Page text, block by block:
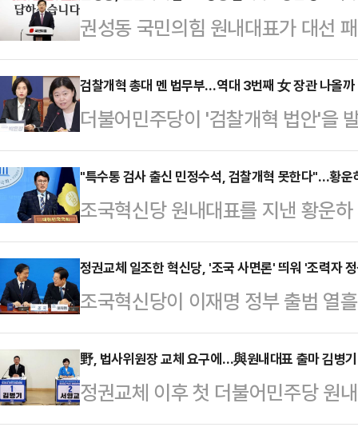
권성동 국민의힘 원내대표가 대선
침표를 찍었다. 지난해 12월 12일 '
에서 원내사령탑을 맡았던 권 원내
스스로는 당의 조용한 조력자를 자
지역구 강릉으로 향한다.권성동 원
자회견을 열어 "우리는 윤석열 정
패배를 반면교사로 삼아 성찰과 혁
을 두고 "…
검찰개혁 총대 멘 법무부…역대 3번째 女 장관 나올까
더불어민주당이 '검찰개혁 법안'을
밟을 것이란 전망이 나온다. 당내
의 목소리도 나와 속도전도 예상된
라이브를 걸며 이를 진두지휘할 신
가운데 여권 지지자를 중심으로 여
다.12일 정치권과 법조계에 따르면
의원과 임은정 대전지방검찰청 부
더불어민주당 의원, 박균택…
"특수통 검사 출신 민정수석, 검찰개혁 못한다"…황운
조국혁신당 원내대표를 지낸 황운
으로 유력하게 거론되는 것으로 알
반대하는 입장을 공개적으로 밝혔
통' 출신이라 결코 검찰개혁을 할
반복된다는 주장이다.황운하 혁신
민정수석으로 오광수 변호사가 내
에 재직한 전형적인 특수통 검사"
혀있는 특수통 계보다. 특수…
정권교체 일조한 혁신당, '조국 사면론' 띄워 '조력자
조국혁신당이 이재명 정부 출범 열
나섰다. 혁신당은 6·3 대선 기간 중
지 않았고, 민주당 선대위에 합류해
정치권에서는 민주당이 대선 기간
점이 도래했다는 해석이 나온다. 다
野, 법사위원장 교체 요구에…與원내대표 출마 김병
정권교체 이후 첫 더불어민주당 원
원(기호순)이 민주당이 맡고 있는